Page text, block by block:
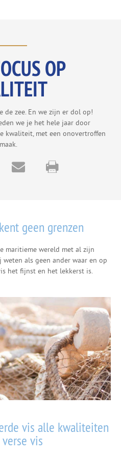
OP
de zee. En we zijn er dol op!
we je het hele jaar door
kwaliteit, met een onovertroffen
geen grenzen
maritieme wereld met al zijn
als geen ander waar en op
het fijnst en het lekkerst is.
vis alle kwaliteiten
vis